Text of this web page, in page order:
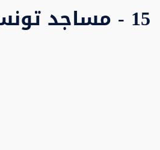
15 - مساجد تونس